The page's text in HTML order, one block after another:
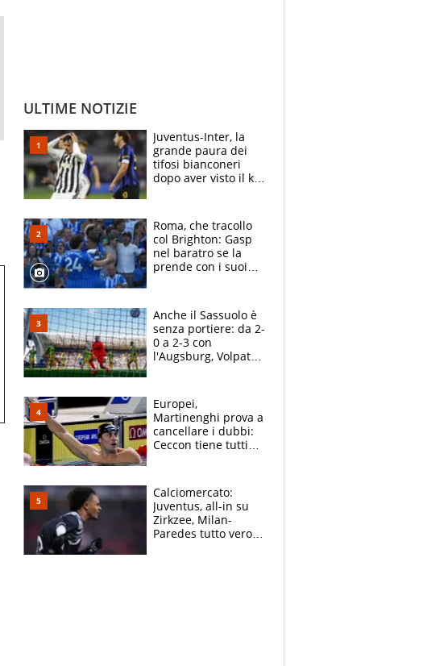
ULTIME NOTIZIE
Juventus-Inter, la
grande paura dei
tifosi bianconeri
dopo aver visto il ko
Roma, che tracollo
col Brighton: Gasp
nel baratro se la
prende con i suoi
Anche il Sassuolo è
senza portiere: da 2-
0 a 2-3 con
l'Augsburg, Volpato
Europei,
Martinenghi prova a
cancellare i dubbi:
Ceccon tiene tutti
Curtis
Calciomercato:
Juventus, all-in su
Zirkzee, Milan-
Paredes tutto vero,